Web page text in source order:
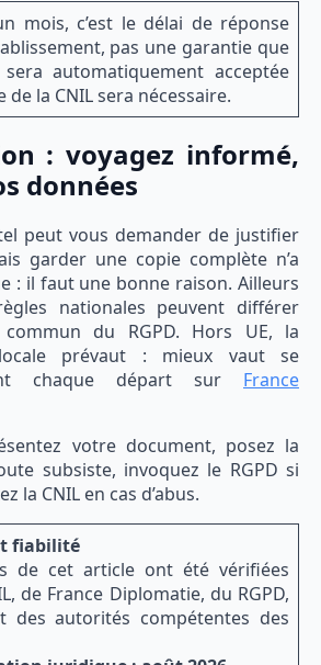
mois, c’est le délai de réponse
pas une garantie que
automatiquement acceptée
de la CNIL sera nécessaire.
: voyagez informé,
données
peut vous demander de justifier
garder une copie complète n’a
: il faut une bonne raison. Ailleurs
nationales peuvent différer
du RGPD. Hors UE, la
prévaut : mieux vaut se
chaque départ sur France
votre document, posez la
subsiste, invoquez le RGPD si
la CNIL en cas d’abus.
fiabilité
de cet article ont été vérifiées
de France Diplomatie, du RGPD,
des autorités compétentes des